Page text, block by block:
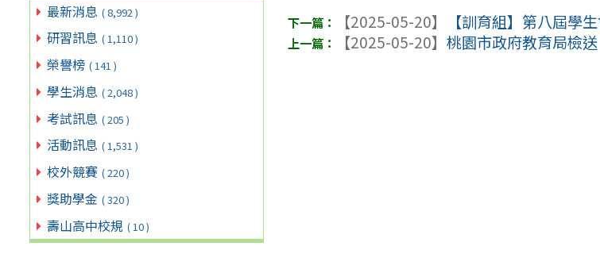
最新消息 ( 8,992 )
研習訊息 ( 1,110 )
榮譽榜 ( 141 )
學生消息 ( 2,048 )
考試訊息 ( 205 )
活動訊息 ( 1,531 )
校外競賽 ( 220 )
獎助學金 ( 320 )
壽山高中校規 ( 10 )
【2025-05-20】
【訓育組】第八屆學
【2025-05-20】桃園市政府教育局檢